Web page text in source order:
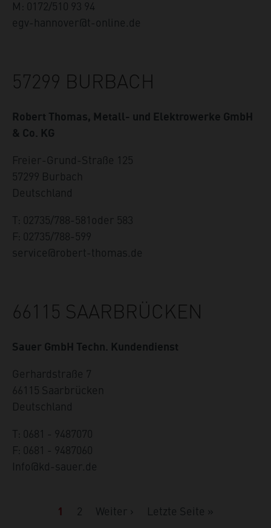
M: 0172/510 93 94
egv-hannover@t-online.de
57299 BURBACH
Robert Thomas, Metall- und Elektrowerke GmbH
& Co. KG
Freier-Grund-Straße 125
57299 Burbach
Deutschland
T: 02735/788-581oder 583
F: 02735/788-599
service@robert-thomas.de
66115 SAARBRÜCKEN
Sauer GmbH Techn. Kundendienst
Gerhardstraße 7
66115 Saarbrücken
Deutschland
T: 0681 - 9487070
F: 0681 - 9487060
Info@kd-sauer.de
Seitennummerierung
Aktuelle
1 Page
2
Nächste
Weiter ›
Letzte
Letzte Seite »